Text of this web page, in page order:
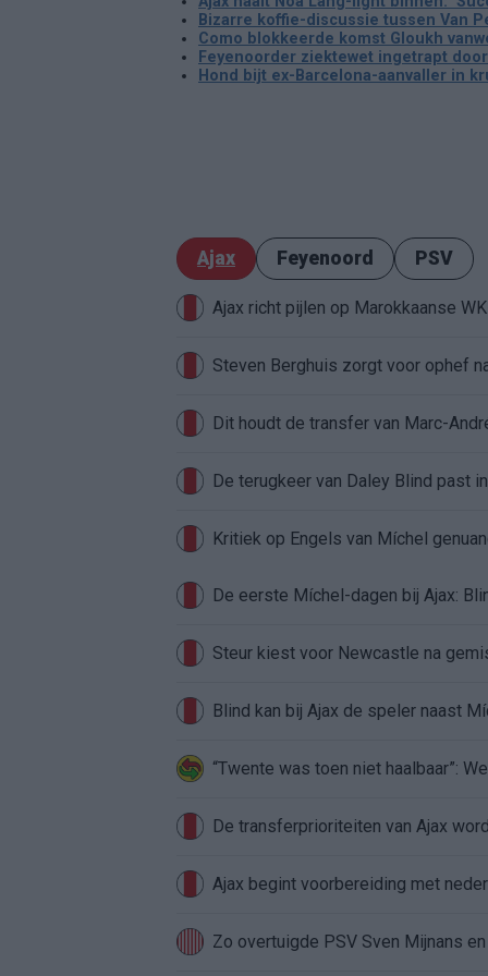
Bizarre koffie-discussie tussen Van
Como blokkeerde komst Gloukh
Feyenoorder ziektewet ingetrapt
Hond bijt ex-Barcelona-aanvaller in
Ajax Feyenoord PSV
Ajax richt pijlen op Marokkaanse
Steven Berghuis zorgt voor ophef
Dit houdt de transfer van Marc-
De terugkeer van Daley Blind past
Kritiek op Engels van Míchel
Steur kiest voor Newcastle na
Blind kan bij Ajax de speler naast
“Twente was toen niet haalbaar”:
De transferprioriteiten van Ajax
Ajax begint voorbereiding met
Zo overtuigde PSV Sven Mijnans